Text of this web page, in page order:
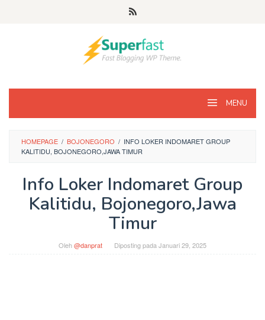
MENU
HOMEPAGE / BOJONEGORO / INFO LOKER INDOMARET GROUP
KALITIDU, BOJONEGORO,JAWA TIMUR
Info Loker Indomaret Group
Kalitidu, Bojonegoro,Jawa
Timur
Oleh@danprat Diposting pada Januari 29, 2025